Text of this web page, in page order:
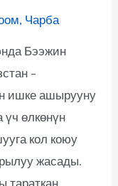
, Чарба
Бээжин
–
ишке ашырууну
үч өлкөнүн
кол коюу
жасады.
тараткан